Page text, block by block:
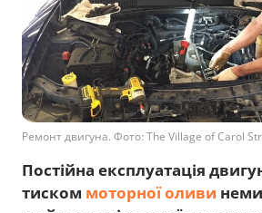
Ремонт двигуна. Фото: The Village of Carol
Постійна експлуатація
тиском моторної оливи